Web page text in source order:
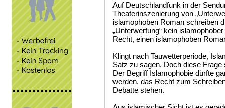
Auf Deutschlandfunk in der
Theaterinszenierung von
islamophoben Roman schreiben
„Unterwerfung“ kein
Recht, einen islamophoben
Klingt nach Tauwetterperiode,
Satz zu sagen. Doch diese
Der Begriff Islamophobie dürfte
werden, das Recht zum
Debatte stehen.